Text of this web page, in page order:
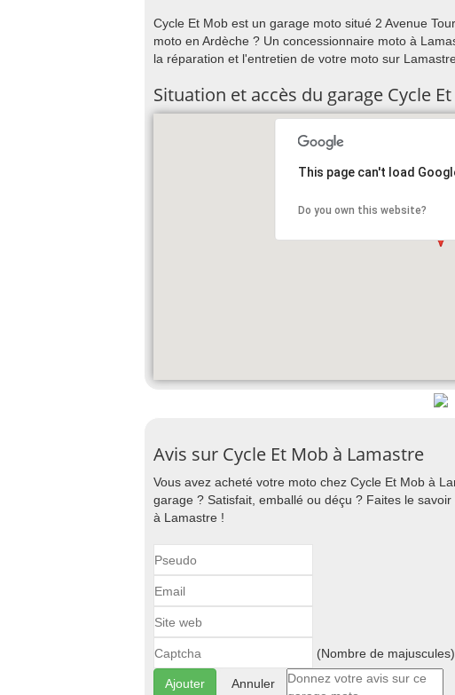
Cycle Et Mob est un garage moto situé 2 Avenue
moto en Ardèche ? Un concessionnaire moto à
la réparation et l'entretien de votre moto sur Lamastre.
Situation et accès du garage Cycle
This page can't load
Do you own this website?
Avis sur Cycle Et Mob à Lamastre
Vous avez acheté votre moto chez Cycle Et Mob à
garage ? Satisfait, emballé ou déçu ? Faites le
à Lamastre !
(Nombre de
Annuler